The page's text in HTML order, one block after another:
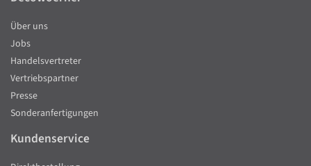
Über uns
Jobs
Handelsvertreter
Vertriebspartner
Presse
Sonderanfertigungen
Kundenservice